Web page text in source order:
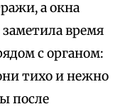
а окна
время
с органом:
тихо и нежно
после